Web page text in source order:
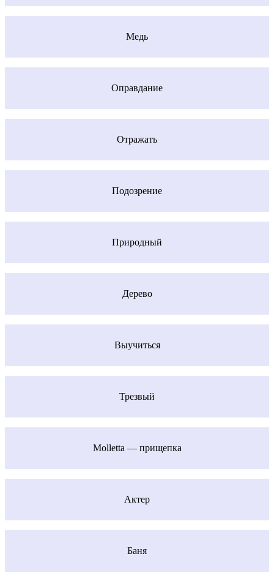
Медь
Оправдание
Отражать
Подозрение
Природный
Дерево
Выучиться
Трезвый
Molletta — прищепка
Актер
Баня